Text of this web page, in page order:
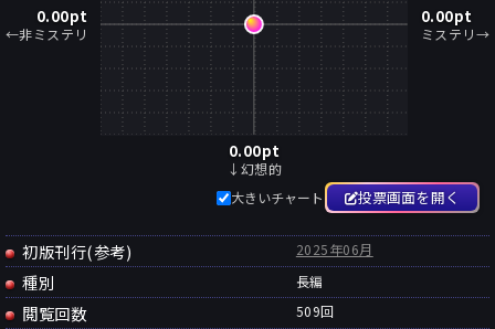
0.00pt
←非ミステリ
0.00pt
ミステリ→
0.00pt
↓幻想的
大きいチャート
投票画面を開く
初版刊行(参考) 2025年06月
種別 長編
閲覧回数 509回